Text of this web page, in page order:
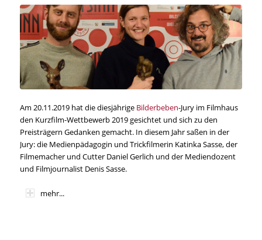
Am 20.11.2019 hat die diesjährige Bilderbeben-Jury im Filmhaus
den Kurzfilm-Wettbewerb 2019 gesichtet und sich zu den
Preisträgern Gedanken gemacht. In diesem Jahr saßen in der
Jury: die Medienpädagogin und Trickfilmerin Katinka Sasse, der
Filmemacher und Cutter Daniel Gerlich und der Mediendozent
und Filmjournalist Denis Sasse.
mehr...